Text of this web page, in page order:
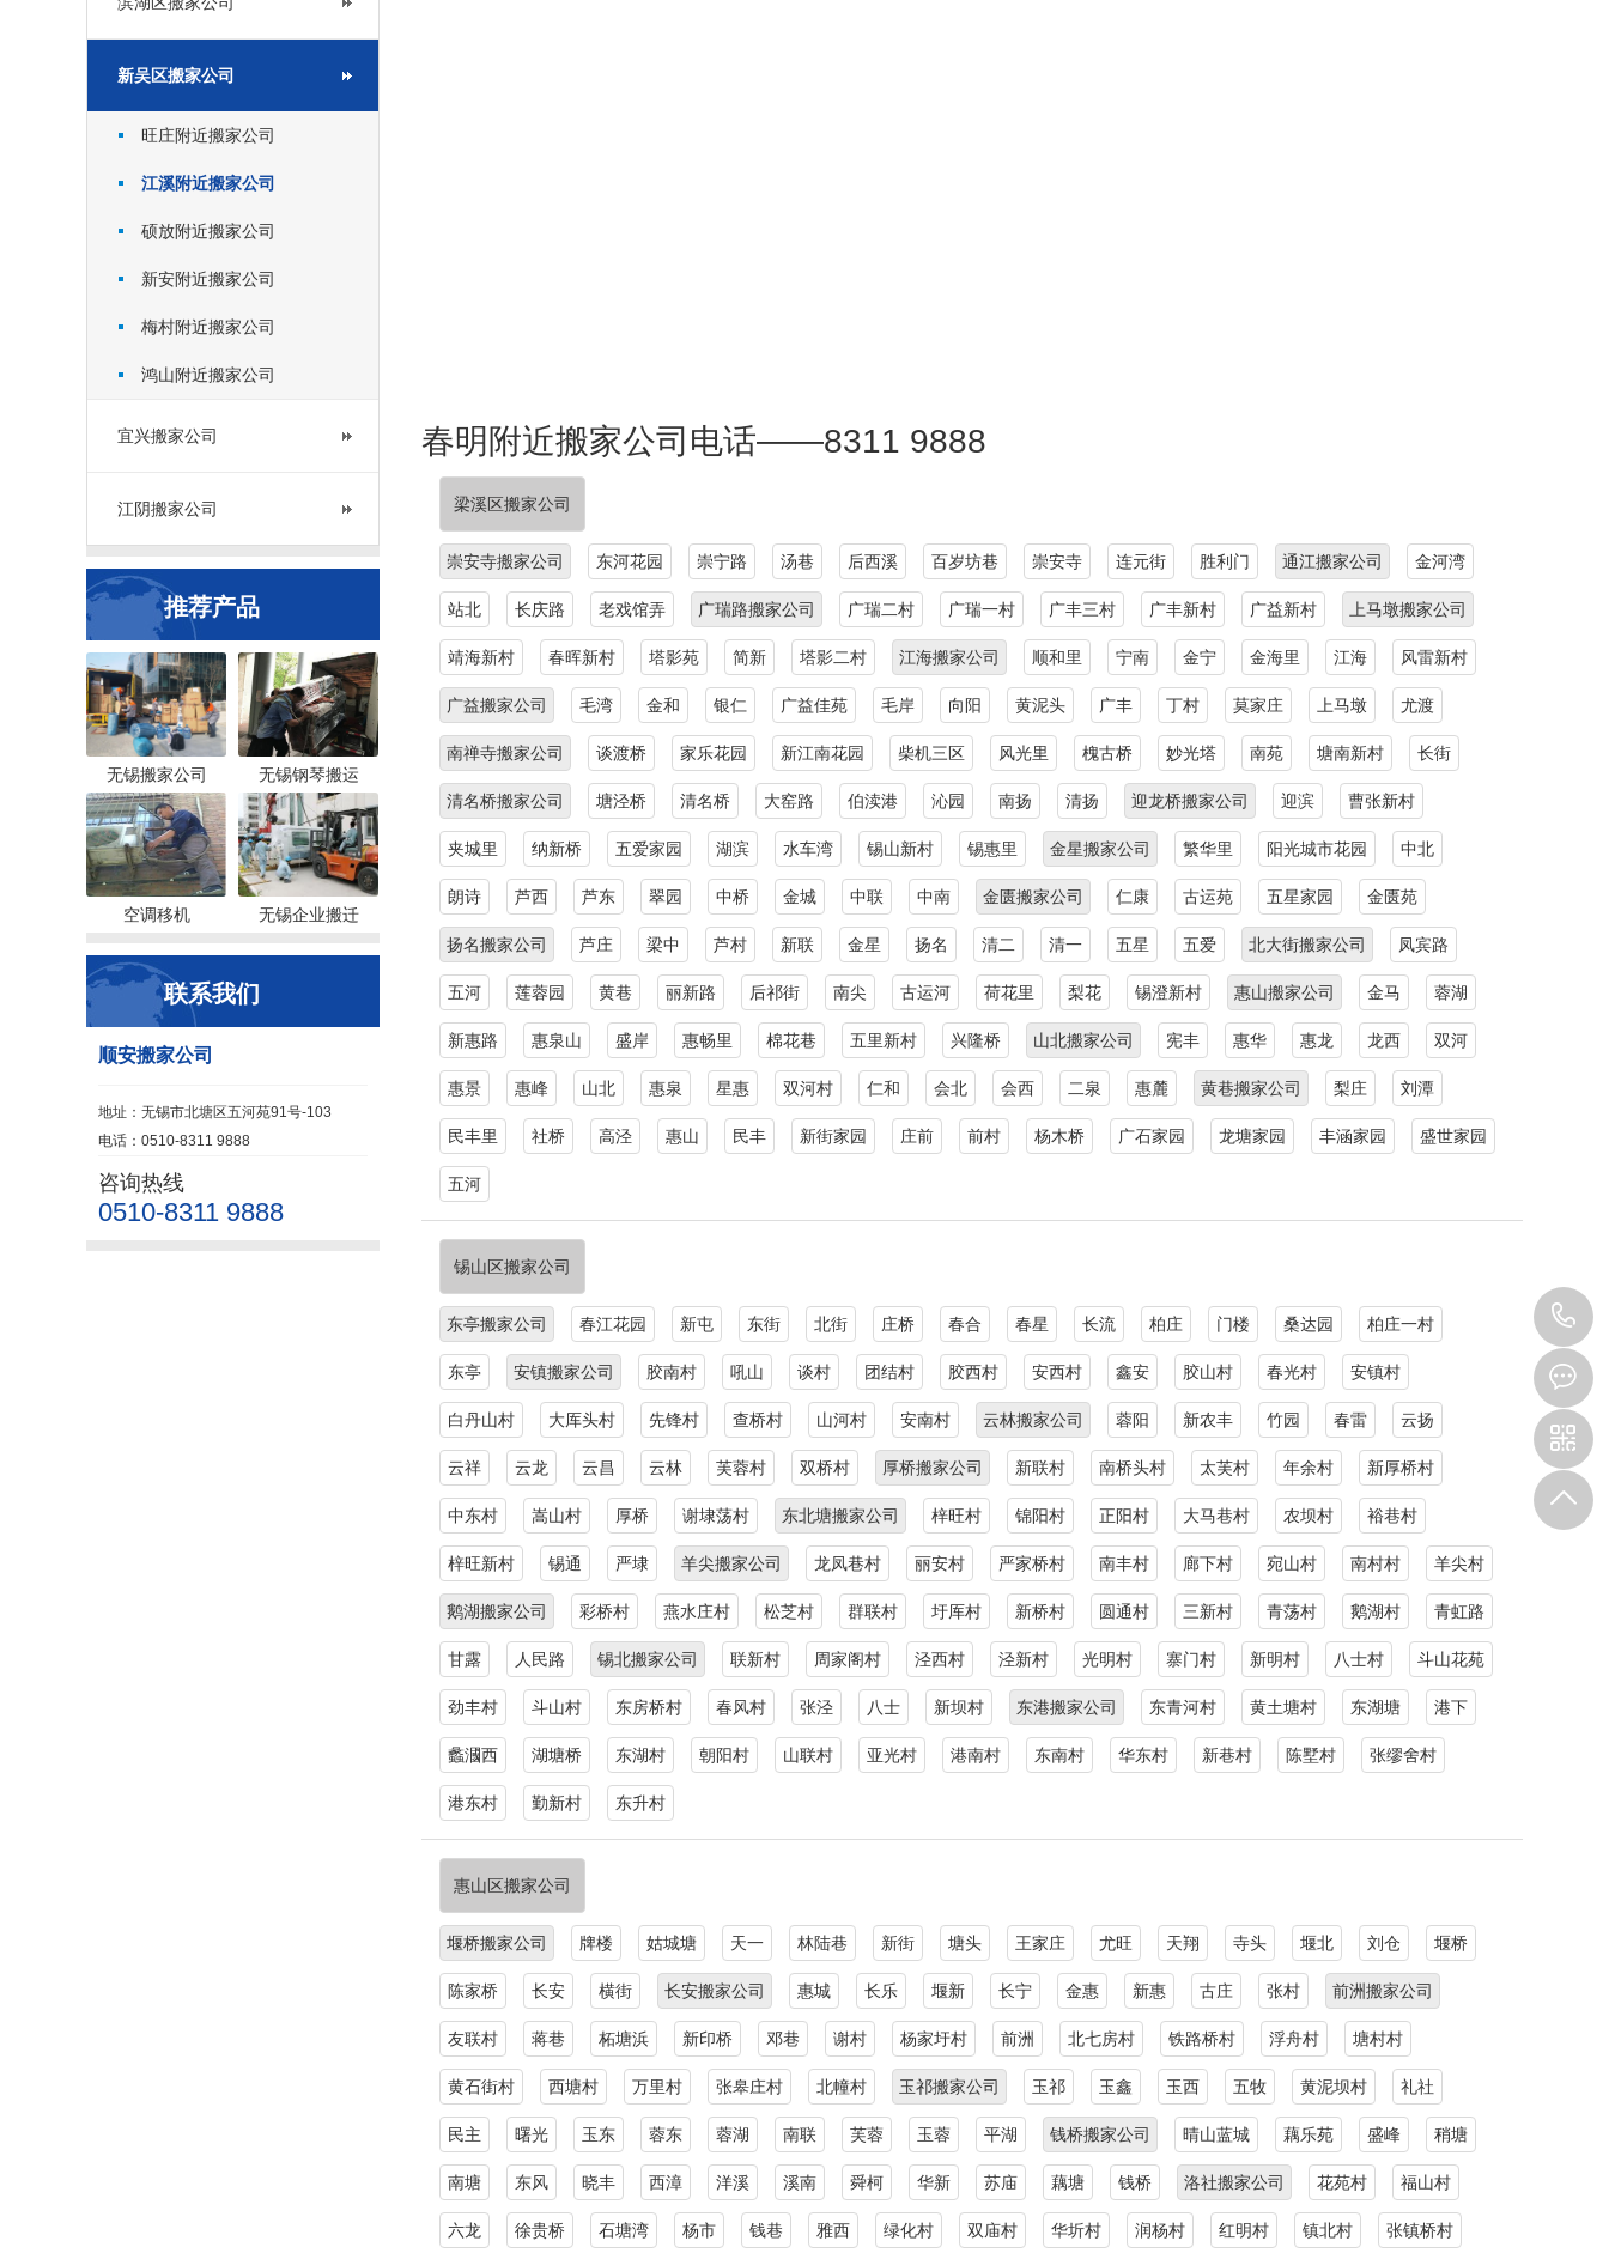
新吴区搬家公司
旺庄附近搬家公司
江溪附近搬家公司
硕放附近搬家公司
新安附近搬家公司
梅村附近搬家公司
鸿山附近搬家公司
宜兴搬家公司
江阴搬家公司
推荐产品
无锡搬家公司 无锡钢琴搬运
空调移机 无锡企业搬迁
联系我们
顺安搬家公司
地址：无锡市北塘区五河苑91号-103
电话：0510-8311 9888
咨询热线
0510-8311 9888
春明附近搬家公司电话——8311 9888
梁溪区搬家公司
崇安寺搬家公司 东河花园 崇宁路 汤巷 后西溪 百岁坊巷 崇安寺 连元街 胜利门 通江搬家公司 金河湾
站北 长庆路 老戏馆弄 广瑞路搬家公司 广瑞二村 广瑞一村 广丰三村 广丰新村 广益新村 上马墩搬家公司
靖海新村 春晖新村 塔影苑 简新 塔影二村 江海搬家公司 顺和里 宁南 金宁 金海里 江海 风雷新村
广益搬家公司 毛湾 金和 银仁 广益佳苑 毛岸 向阳 黄泥头 广丰 丁村 莫家庄 上马墩 尤渡
南禅寺搬家公司 谈渡桥 家乐花园 新江南花园 柴机三区 风光里 槐古桥 妙光塔 南苑 塘南新村 长街
清名桥搬家公司 塘泾桥 清名桥 大窑路 伯渎港 沁园 南扬 清扬 迎龙桥搬家公司 迎滨 曹张新村
夹城里 纳新桥 五爱家园 湖滨 水车湾 锡山新村 锡惠里 金星搬家公司 繁华里 阳光城市花园 中北
朗诗 芦西 芦东 翠园 中桥 金城 中联 中南 金匮搬家公司 仁康 古运苑 五星家园 金匮苑
扬名搬家公司 芦庄 梁中 芦村 新联 金星 扬名 清二 清一 五星 五爱 北大街搬家公司 凤宾路
五河 莲蓉园 黄巷 丽新路 后祁街 南尖 古运河 荷花里 梨花 锡澄新村 惠山搬家公司 金马 蓉湖
新惠路 惠泉山 盛岸 惠畅里 棉花巷 五里新村 兴隆桥 山北搬家公司 宪丰 惠华 惠龙 龙西 双河
惠景 惠峰 山北 惠泉 星惠 双河村 仁和 会北 会西 二泉 惠麓 黄巷搬家公司 梨庄 刘潭
民丰里 社桥 高泾 惠山 民丰 新街家园 庄前 前村 杨木桥 广石家园 龙塘家园 丰涵家园 盛世家园
五河
锡山区搬家公司
东亭搬家公司 春江花园 新屯 东街 北街 庄桥 春合 春星 长流 柏庄 门楼 桑达园 柏庄一村
东亭 安镇搬家公司 胶南村 吼山 谈村 团结村 胶西村 安西村 鑫安 胶山村 春光村 安镇村
白丹山村 大厍头村 先锋村 查桥村 山河村 安南村 云林搬家公司 蓉阳 新农丰 竹园 春雷 云扬
云祥 云龙 云昌 云林 芙蓉村 双桥村 厚桥搬家公司 新联村 南桥头村 太芙村 年余村 新厚桥村
中东村 嵩山村 厚桥 谢埭荡村 东北塘搬家公司 梓旺村 锦阳村 正阳村 大马巷村 农坝村 裕巷村
梓旺新村 锡通 严埭 羊尖搬家公司 龙凤巷村 丽安村 严家桥村 南丰村 廊下村 宛山村 南村村 羊尖村
鹅湖搬家公司 彩桥村 燕水庄村 松芝村 群联村 圩厍村 新桥村 圆通村 三新村 青荡村 鹅湖村 青虹路
甘露 人民路 锡北搬家公司 联新村 周家阁村 泾西村 泾新村 光明村 寨门村 新明村 八士村 斗山花苑
劲丰村 斗山村 东房桥村 春风村 张泾 八士 新坝村 东港搬家公司 东青河村 黄土塘村 东湖塘 港下
蠡漍西 湖塘桥 东湖村 朝阳村 山联村 亚光村 港南村 东南村 华东村 新巷村 陈墅村 张缪舍村
港东村 勤新村 东升村
惠山区搬家公司
堰桥搬家公司 牌楼 姑城塘 天一 林陆巷 新街 塘头 王家庄 尤旺 天翔 寺头 堰北 刘仓 堰桥
陈家桥 长安 横街 长安搬家公司 惠城 长乐 堰新 长宁 金惠 新惠 古庄 张村 前洲搬家公司
友联村 蒋巷 柘塘浜 新印桥 邓巷 谢村 杨家圩村 前洲 北七房村 铁路桥村 浮舟村 塘村村
黄石街村 西塘村 万里村 张皋庄村 北幢村 玉祁搬家公司 玉祁 玉鑫 玉西 五牧 黄泥坝村 礼社
民主 曙光 玉东 蓉东 蓉湖 南联 芙蓉 玉蓉 平湖 钱桥搬家公司 晴山蓝城 藕乐苑 盛峰 稍塘
南塘 东风 晓丰 西漳 洋溪 溪南 舜柯 华新 苏庙 藕塘 钱桥 洛社搬家公司 花苑村 福山村
六龙 徐贵桥 石塘湾 杨市 钱巷 雅西 绿化村 双庙村 华圻村 润杨村 红明村 镇北村 张镇桥村